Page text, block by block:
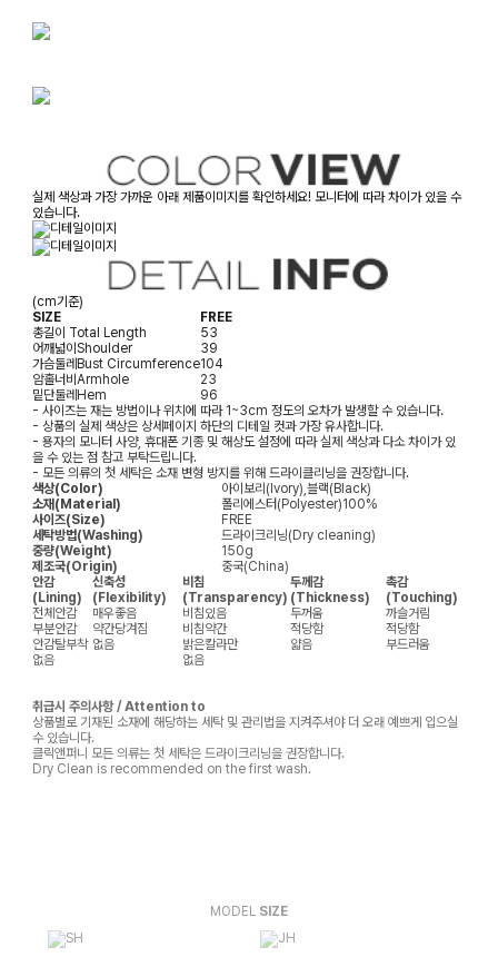
실제 색상과 가장 가까운 아래 제품이미지를 확인하세요! 모니터에 따라 차이가 있을 수
있습니다.
(cm기준)
SIZE
FREE
총길이 Total Length
53
어깨넓이Shoulder
39
가슴둘레Bust Circumference104
암홀너비Armhole
23
밑단둘레Hem
96
- 사이즈는 재는 방법이나 위치에 따라 1~3cm 정도의 오차가 발생할 수 있습니다.
- 상품의 실제 색상은 상세페이지 하단의 디테일 컷과 가장 유사합니다.
- 용자의 모니터 사양, 휴대폰 기종 및 해상도 설정에 따라 실제 색상과 다소 차이가 있
을 수 있는 점 참고 부탁드립니다.
- 모든 의류의 첫 세탁은 소재 변형 방지를 위해 드라이클리닝을 권장합니다.
색상(Color)
아이보리(Ivory),블랙(Black)
소재(Material)
폴리에스터(Polyester)100%
사이즈(Size)
FREE
세탁방법(Washing)
드라이크리닝(Dry cleaning)
중량(Weight)
150g
제조국(Origin)
중국(China)
안감
(Lining)
신축성
(Flexibility)
비침
(Transparency)
두께감
(Thickness)
촉감
(Touching)
전체안감
매우좋음 비침있음 두꺼움
까슬거림
부분안감
약간당겨짐 비침약간 적당함
적당함
안감탈부착 없음 밝은칼라만 얇음
부드러움
없음
없음
취급시 주의사항 / Attention to
상품별로 기재된 소재에 해당하는 세탁 및 관리법을 지켜주셔야 더 오래 예쁘게 입으실
수 있습니다.
클릭앤퍼니 모든 의류는 첫 세탁은 드라이크리닝을 권장합니다.
Dry Clean is recommended on the first wash.
MODEL SIZE